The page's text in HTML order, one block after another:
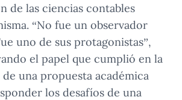
de las ciencias contables
“No fue un observador
uno de sus protagonistas”,
el papel que cumplió en la
una propuesta académica
los desafíos de una